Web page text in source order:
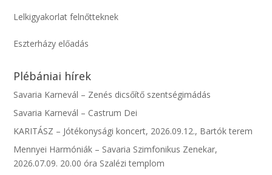
Lelkigyakorlat felnőtteknek
Eszterházy előadás
Plébániai hírek
Savaria Karnevál – Zenés dicsőítő szentségimádás
Savaria Karnevál – Castrum Dei
KARITÁSZ – Jótékonysági koncert, 2026.09.12., Bartók terem
Mennyei Harmóniák – Savaria Szimfonikus Zenekar,
2026.07.09. 20.00 óra Szalézi templom